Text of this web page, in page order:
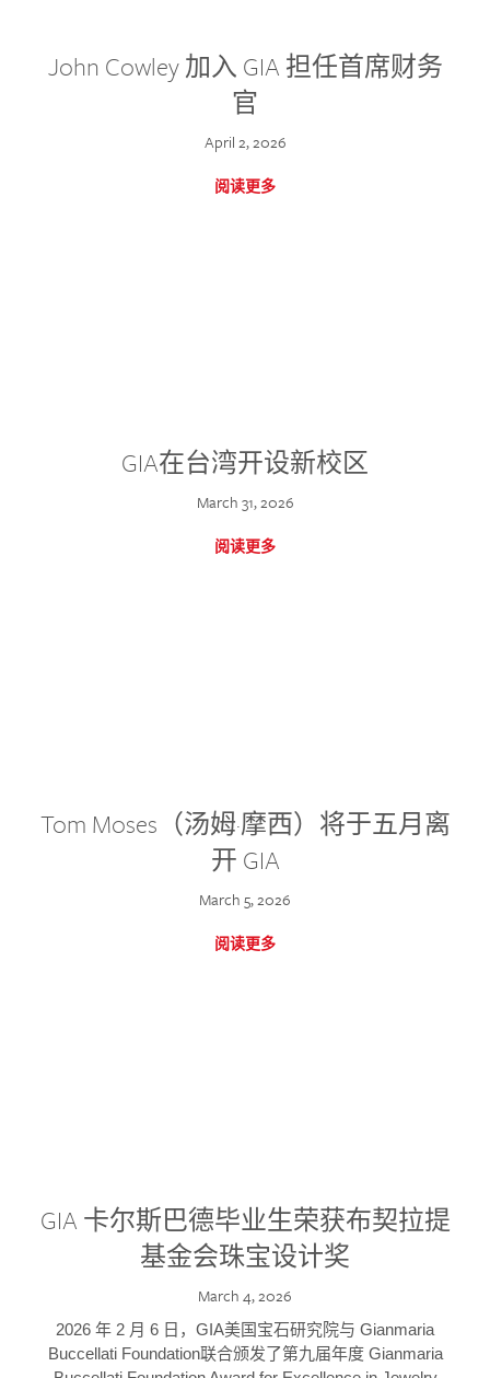
John Cowley 加入 GIA 担任首席财务
官
April 2, 2026
阅读更多
GIA在台湾开设新校区
March 31, 2026
阅读更多
Tom Moses（汤姆·摩西）将于五月离
开 GIA
March 5, 2026
阅读更多
GIA 卡尔斯巴德毕业生荣获布契拉提
基金会珠宝设计奖
March 4, 2026
2026 年 2 月 6 日，GIA美国宝石研究院与 Gianmaria
Buccellati Foundation联合颁发了第九届年度 Gianmaria